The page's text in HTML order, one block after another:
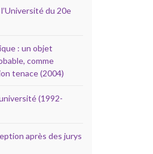
du 20e
: un objet
comme
tenace (2004)
(1992-
après des jurys